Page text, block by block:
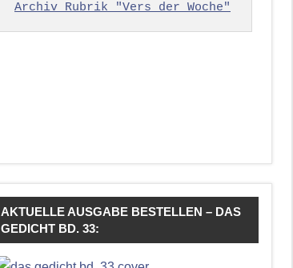
Archiv Rubrik "Vers der Woche"
AKTUELLE AUSGABE BESTELLEN – DAS
GEDICHT BD. 33: